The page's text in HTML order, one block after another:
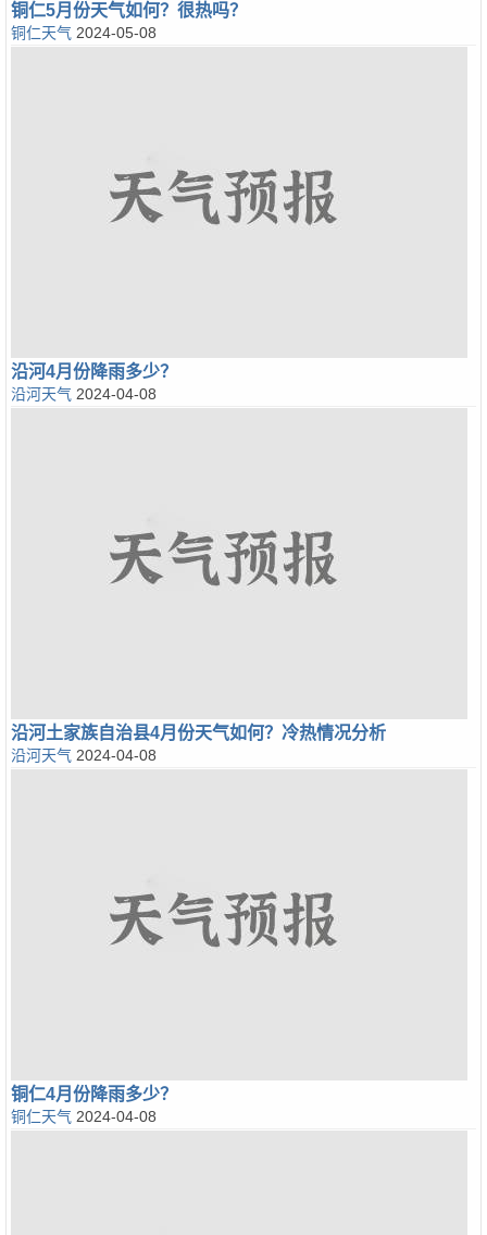
铜仁5月份天气如何？很热吗？
铜仁天气 2024-05-08
沿河4月份降雨多少？
沿河天气 2024-04-08
沿河土家族自治县4月份天气如何？冷热情况分析
沿河天气 2024-04-08
铜仁4月份降雨多少？
铜仁天气 2024-04-08